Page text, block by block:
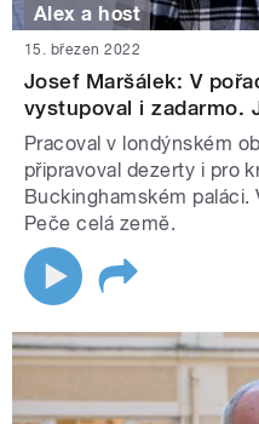
Alex a host
15. březen 2022
Josef Maršálek: V
vystupoval i zadarmo.
Pracoval v londýnském
připravoval dezerty i pro
Buckinghamském paláci.
Peče celá země.